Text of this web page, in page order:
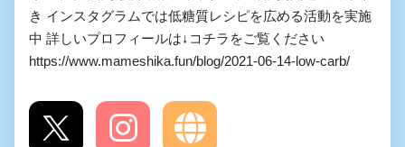
き インスタグラムでは低糖質レシピを広める活動を実施
中 詳しいプロフィールは↓コチラをご覧ください
https://www.mameshika.fun/blog/2021-06-14-low-carb/